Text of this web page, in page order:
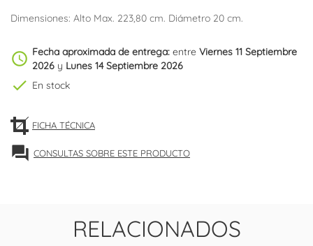
Dimensiones: Alto Max. 223,80 cm. Diámetro 20 cm.
schedule Fecha aproximada de entrega: entre Viernes 11 Septiembre
2026 y Lunes 14 Septiembre 2026
check En stock
FICHA TÉCNICA
forum CONSULTAS SOBRE ESTE PRODUCTO
RELACIONADOS